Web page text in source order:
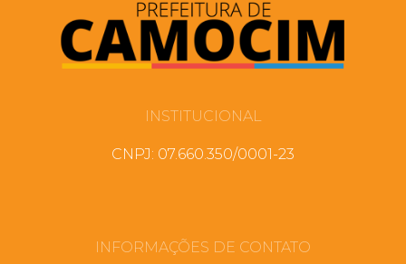
INSTITUCIONAL
CNPJ: 07.660.350/0001-23
INFORMAÇÕES DE CONTATO